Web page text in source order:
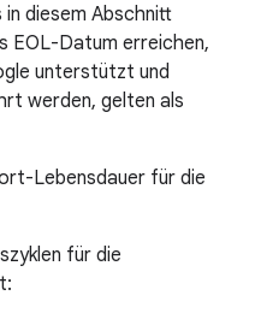
diesem Abschnitt
EOL-Datum erreichen,
unterstützt und
werden, gelten als
Lebensdauer für die
für die